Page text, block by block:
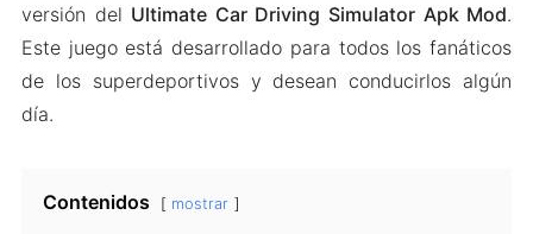
versión del Ultimate Car Driving Simulator Apk Mod.
Este juego está desarrollado para todos los fanáticos
de los superdeportivos y desean conducirlos algún
día.
Contenidos mostrar